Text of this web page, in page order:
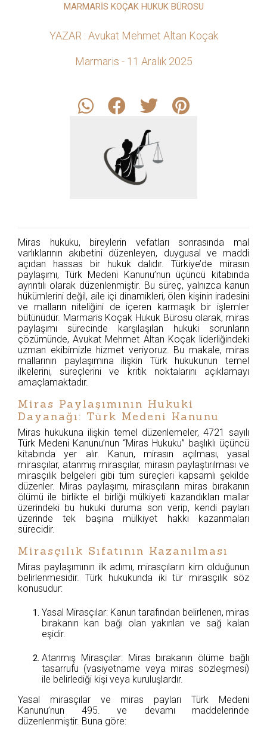
MARMARİS KOÇAK HUKUK BÜROSU
YAZAR : Avukat Mehmet Altan Koçak
Marmaris - 11 Aralık 2025
Miras hukuku, bireylerin vefatları sonrasında mal
varlıklarının akıbetini düzenleyen, duygusal ve maddi
açıdan hassas bir hukuk dalıdır. Türkiye’de mirasın
paylaşımı, Türk Medeni Kanunu’nun üçüncü kitabında
ayrıntılı olarak düzenlenmiştir. Bu süreç, yalnızca kanun
hükümlerini değil, aile içi dinamikleri, ölen kişinin iradesini
ve malların niteliğini de içeren karmaşık bir işlemler
bütünüdür. Marmaris Koçak Hukuk Bürosu olarak, miras
paylaşımı sürecinde karşılaşılan hukuki sorunların
çözümünde, Avukat Mehmet Altan Koçak liderliğindeki
uzman ekibimizle hizmet veriyoruz. Bu makale, miras
mallarının paylaşımına ilişkin Türk hukukunun temel
ilkelerini, süreçlerini ve kritik noktalarını açıklamayı
amaçlamaktadır.
Miras Paylaşımının Hukuki
Dayanağı: Türk Medeni Kanunu
Miras hukukuna ilişkin temel düzenlemeler, 4721 sayılı
Türk Medeni Kanunu’nun “Miras Hukuku” başlıklı üçüncü
kitabında yer alır. Kanun, mirasın açılması, yasal
mirasçılar, atanmış mirasçılar, mirasın paylaştırılması ve
mirasçılık belgeleri gibi tüm süreçleri kapsamlı şekilde
düzenler. Miras paylaşımı, mirasçıların miras bırakanın
ölümü ile birlikte el birliği mülkiyeti kazandıkları mallar
üzerindeki bu hukuki duruma son verip, kendi payları
üzerinde tek başına mülkiyet hakkı kazanmaları
sürecidir.
Mirasçılık Sıfatının Kazanılması
Miras paylaşımının ilk adımı, mirasçıların kim olduğunun
belirlenmesidir. Türk hukukunda iki tür mirasçılık söz
konusudur:
Yasal Mirasçılar: Kanun tarafından belirlenen, miras
bırakanın kan bağı olan yakınları ve sağ kalan
eşidir.
Atanmış Mirasçılar: Miras bırakanın ölüme bağlı
tasarrufu (vasiyetname veya miras sözleşmesi)
ile belirlediği kişi veya kuruluşlardır.
Yasal mirasçılar ve miras payları Türk Medeni
Kanunu’nun 495. ve devamı maddelerinde
düzenlenmiştir. Buna göre: